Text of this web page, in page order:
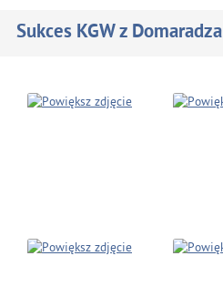
Sukces KGW z Domaradza